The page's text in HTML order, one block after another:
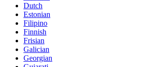
Dutch
Estonian
Filipino
Finnish
Frisian
Galician
Georgian